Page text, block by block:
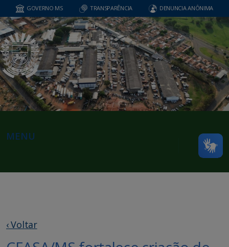
GOVERNO MS TRANSPARÊNCIA DENUNCIA ANÔNIMA
MENU
‹ Voltar